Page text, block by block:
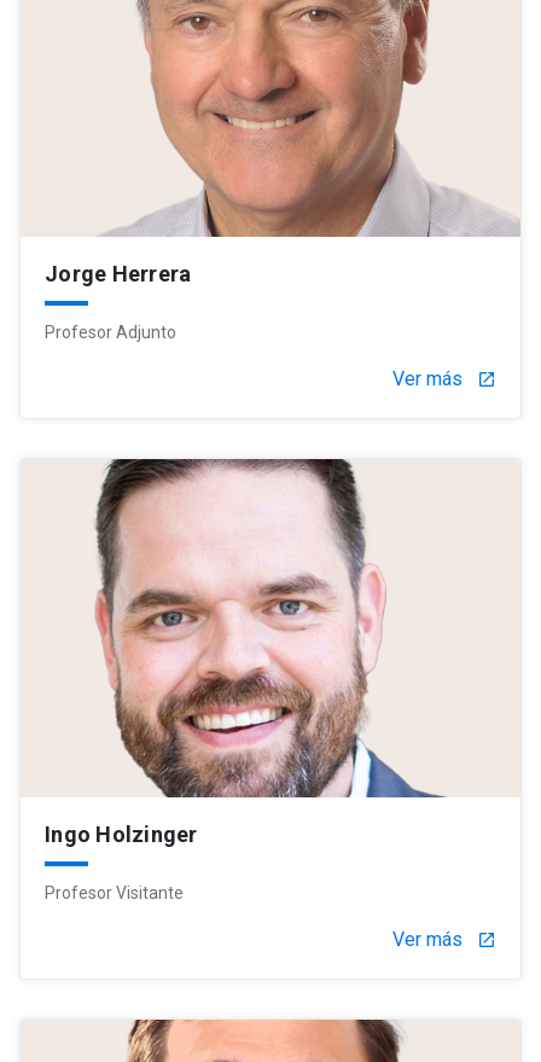
Jorge Herrera
Profesor Adjunto
Ver más launch
Ingo Holzinger
Profesor Visitante
Ver más launch